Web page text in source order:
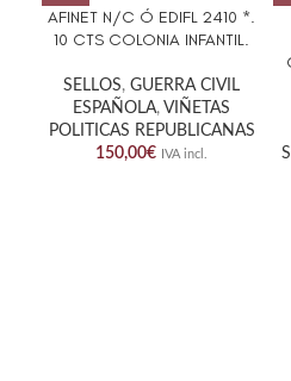
AFINET N/C Ó EDIFL 2410 *.
10 CTS COLONIA INFANTIL.
SELLOS, GUERRA CIVIL
ESPAÑOLA, VIÑETAS
POLITICAS REPUBLICANAS
150,00€ IVA incl.